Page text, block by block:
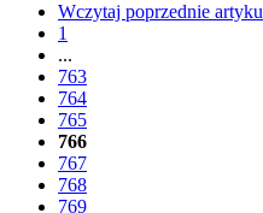
Wczytaj poprzednie
1
...
763
764
765
766
767
768
769